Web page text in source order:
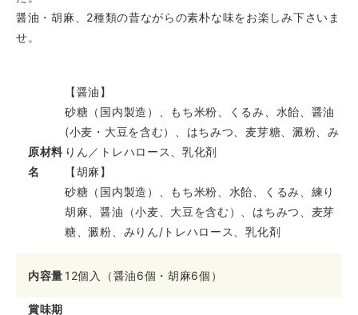
醤油・胡麻、2種類の昔ながらの素朴な味をお楽しみ下さいま
せ。
原材料
名
【醤油】
砂糖（国内製造）、もち米粉、くるみ、水飴、醤油
(小麦・大豆を含む）、はちみつ、麦芽糖、澱粉、み
りん／トレハロース、乳化剤
【胡麻】
砂糖（国内製造）、もち米粉、水飴、くるみ、練り
胡麻、醤油（小麦、大豆を含む）、はちみつ、麦芽
糖、澱粉、みりん/トレハロース、乳化剤
内容量 12個入（醤油6個・胡麻6個）
賞味期